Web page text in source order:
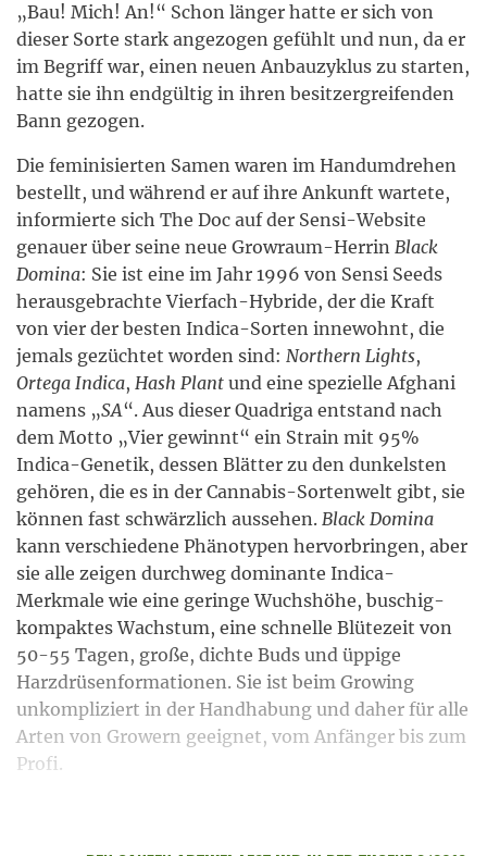
„Bau! Mich! An!“ Schon länger hatte er sich von
dieser Sorte stark angezogen gefühlt und nun, da er
im Begriff war, einen neuen Anbauzyklus zu starten,
hatte sie ihn endgültig in ihren besitzergreifenden
Bann gezogen.
Die feminisierten Samen waren im Handumdrehen
bestellt, und während er auf ihre Ankunft wartete,
informierte sich The Doc auf der Sensi-Website
genauer über seine neue Growraum-Herrin Black
Domina: Sie ist eine im Jahr 1996 von Sensi Seeds
herausgebrachte Vierfach-Hybride, der die Kraft
von vier der besten Indica-Sorten innewohnt, die
jemals gezüchtet worden sind: Northern Lights,
Ortega Indica, Hash Plant und eine spezielle Afghani
namens „SA“. Aus dieser Quadriga entstand nach
dem Motto „Vier gewinnt“ ein Strain mit 95%
Indica-Genetik, dessen Blätter zu den dunkelsten
gehören, die es in der Cannabis-Sortenwelt gibt, sie
können fast schwärzlich aussehen. Black Domina
kann verschiedene Phänotypen hervorbringen, aber
sie alle zeigen durchweg dominante Indica-
Merkmale wie eine geringe Wuchshöhe, buschig-
kompaktes Wachstum, eine schnelle Blütezeit von
50-55 Tagen, große, dichte Buds und üppige
Harzdrüsenformationen. Sie ist beim Growing
unkompliziert in der Handhabung und daher für alle
Arten von Growern geeignet, vom Anfänger bis zum
Profi.